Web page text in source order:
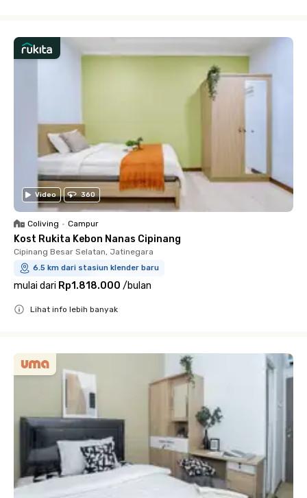
Video 360
Coliving • Campur
Kost Rukita Kebon Nanas Cipinang
Cipinang Besar Selatan, Jatinegara
6.5 km dari stasiun klender baru
mulai dari Rp1.818.000 /bulan
Lihat info lebih banyak